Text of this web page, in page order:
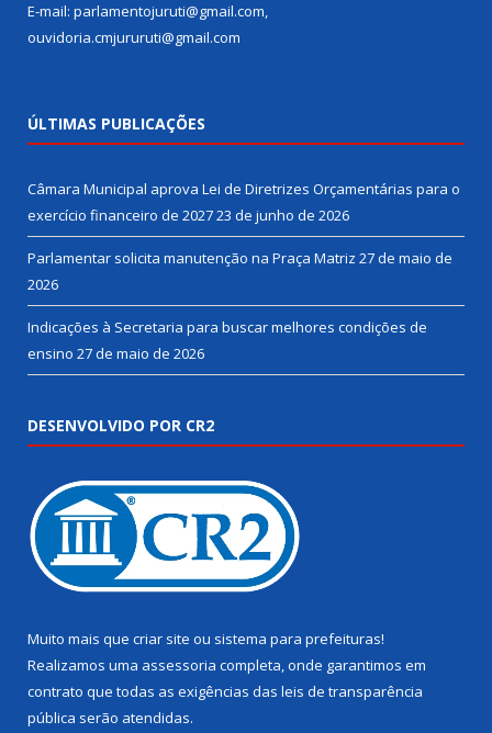
E-mail: parlamentojuruti@gmail.com,
ouvidoria.cmjururuti@gmail.com
ÚLTIMAS PUBLICAÇÕES
Câmara Municipal aprova Lei de Diretrizes Orçamentárias para o
exercício financeiro de 202723 de junho de 2026
Parlamentar solicita manutenção na Praça Matriz 27 de maio de
2026
Indicações à Secretaria para buscar melhores condições de
ensino 27 de maio de 2026
DESENVOLVIDO POR CR2
Muito mais que criar site ou sistema para prefeituras!
Realizamos uma assessoria completa, onde garantimos em
contrato que todas as exigências das leis de transparência
pública serão atendidas.